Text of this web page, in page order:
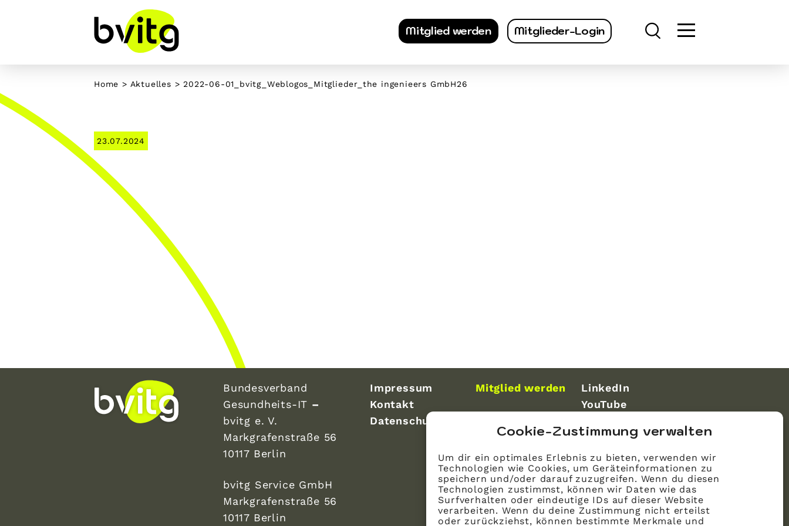
Cookie-Zustimmung verwalten
Um dir ein optimales Erlebnis zu bieten, verwenden wir
Technologien wie Cookies, um Geräteinformationen zu
speichern und/oder darauf zuzugreifen. Wenn du diesen
Technologien zustimmst, können wir Daten wie das
Surfverhalten oder eindeutige IDs auf dieser Website
verarbeiten. Wenn du deine Zustimmung nicht erteilst
oder zurückziehst, können bestimmte Merkmale und
Mitglied werden Mitglieder-Login
Home > Aktuelles > 2022-06-01_bvitg_Weblogos_Mitglieder_the ingenieers GmbH26
23.07.2024
Bundesverband
Gesundheits-IT –
bvitg e. V.
Markgrafenstraße 56
10117 Berlin
bvitg Service GmbH
Markgrafenstraße 56
10117 Berlin
Impressum
Kontakt
Datenschutz
Mitglied werden
LinkedIn
YouTube